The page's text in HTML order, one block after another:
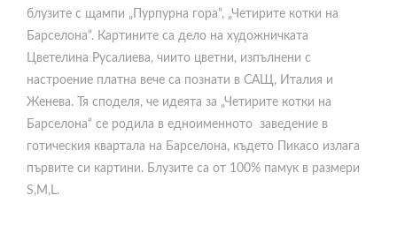
блузите с щампи „Пурпурна гора“, „Четирите котки на
Барселона“. Картините са дело на художничката
Цветелина Русалиева, чиито цветни, изпълнени с
настроение платна вече са познати в САЩ, Италия и
Женева. Тя споделя, че идеята за „Четирите котки на
Барселона“ се родила в едноименното заведение в
готическия квартала на Барселона, където Пикасо излага
първите си картини. Блузите са от 100% памук в размери
S,M,L.